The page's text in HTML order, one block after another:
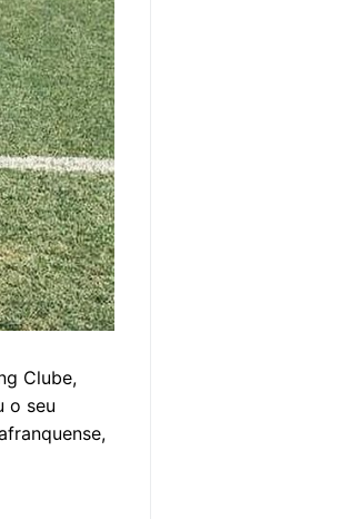
Clube,
o seu